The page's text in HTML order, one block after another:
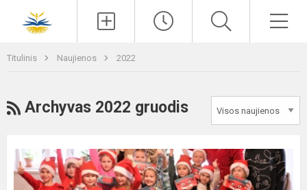
Titulinis Naujienos 2022
RSS
Archyvas 2022 gruodis
Kalėdos